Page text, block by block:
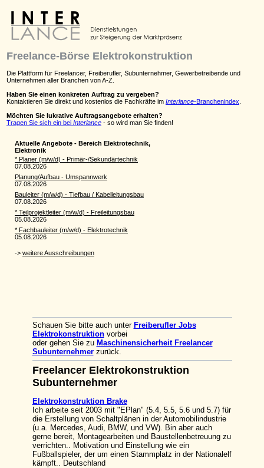
Freelance-Börse Elektrokonstruktion
Die Plattform für Freelancer, Freiberufler, Subunternehmer, Gewerbetreibende und
Unternehmen aller Branchen von A-Z.
Haben Sie einen konkreten Auftrag zu vergeben?
Kontaktieren Sie direkt und kostenlos die Fachkräfte im Interlance-Branchenindex
Möchten Sie lukrative Auftragsangebote erhalten?
Tragen Sie sich ein bei Interlance - so wird man Sie finden!
Schauen Sie bitte auch unter Freiberufler Jobs
Elektrokonstruktionvorbei
oder gehen Sie zu Maschinensicherheit Freelancer
Subunternehmerzurück.
Freelancer Elektrokonstruktion
Subunternehmer
Elektrokonstruktion Brake
Ich arbeite seit 2003 mit "EPlan" (5.4, 5.5, 5.6 und 5.7) für
die Erstellung von Schaltplänen in der Automobilindustrie
(u.a. Mercedes, Audi, BMW, und VW). Bin aber auch
gerne bereit, Montagearbeiten und Baustellenbetreuung zu
verrichten.. Motivation und Einstellung wie ein
Fußballspieler, der um einen Stammplatz in der Nationalelf
kämpft.. Deutschland